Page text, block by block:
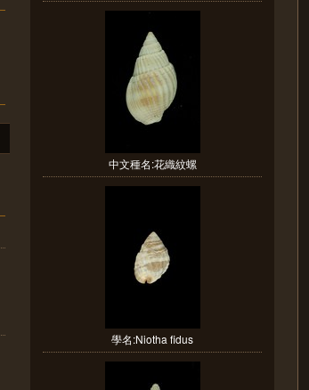
中文種名:花織紋螺
學名:Niotha fidus